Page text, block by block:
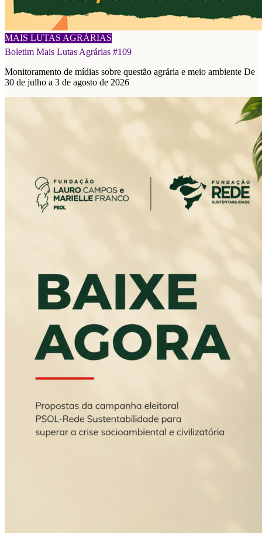
MAIS LUTAS AGRÁRIAS
08/08/2026
Boletim Mais Lutas Agrárias #109
Monitoramento de mídias sobre questão agrária e meio ambiente De
30 de julho a 3 de agosto de 2026